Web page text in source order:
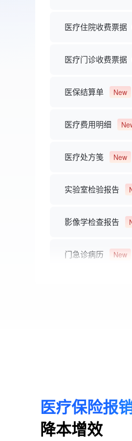
医疗住院收费票据
医疗门诊收费票据
医保结算单 New
医疗费用明细
医疗处方笺 New
实验室检验报告
影像学检查报告
门急诊病历 New
体检报告 New
医疗保险报
降本增效